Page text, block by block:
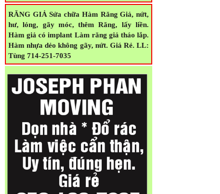
RĂNG GIẢ Sửa chữa Hàm Răng Giả, nứt,
hư, lỏng, gãy móc, thêm Răng, lấy liền.
Hàm giả có implant Làm răng giả tháo lắp.
Hàm nhựa dẻo không gãy, nứt. Giá Rẻ. LL:
Tùng 714-251-7035